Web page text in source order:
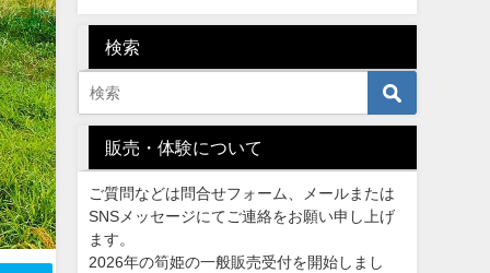
検索
販売・体験について
ご質問などは問合せフォーム、メールまたは
SNSメッセージにてご連絡をお願い申し上げ
ます。
2026年の筍姫の一般販売受付を開始しまし